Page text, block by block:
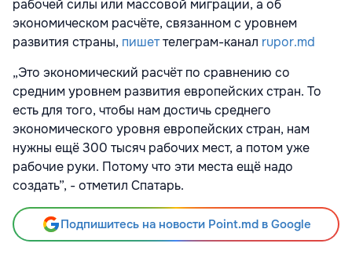
рабочей силы или массовой миграции, а об
экономическом расчёте, связанном с уровнем
развития страны, пишеттелеграм-канал rupor.md
„Это экономический расчёт по сравнению со
средним уровнем развития европейских стран. То
есть для того, чтобы нам достичь среднего
экономического уровня европейских стран, нам
нужны ещё 300 тысяч рабочих мест, а потом уже
рабочие руки. Потому что эти места ещё надо
создать”, - отметил Спатарь.
Подпишитесь на новости Point.md в Google